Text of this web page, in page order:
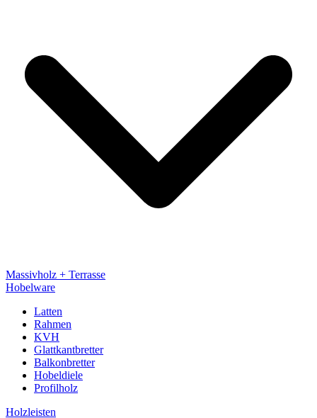
Massivholz + Terrasse
Hobelware
Latten
Rahmen
KVH
Glattkantbretter
Balkonbretter
Hobeldiele
Profilholz
Holzleisten